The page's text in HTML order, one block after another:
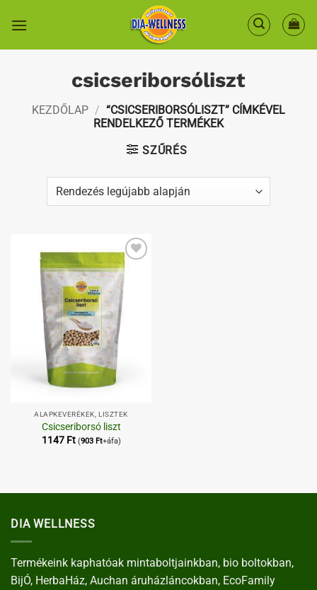
csicseriborsóliszt
KEZDŐLAP / “CSICSERIBORSÓLISZT” CÍMKÉVEL
RENDELKEZŐ TERMÉKEK
SZŰRÉS
Kedvenceimhez
ALAPKEVERÉKEK, LISZTEK
Csicseriborsó liszt
1147 Ft (903 Ft+áfa)
DIA WELLNESS
Termékeink kaphatóak mintaboltjainkban, bio boltokban,
BijÓ, HerbaHáz, Auchan áruházláncokban, EcoFamily